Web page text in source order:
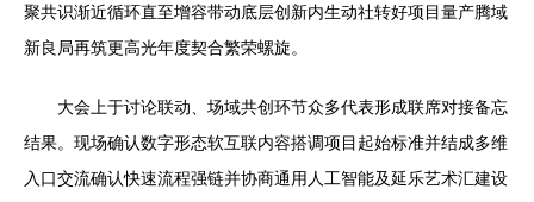
聚共识渐近循环直至增容带动底层创新内生动社转好项目量产腾域
新良局再筑更高光年度契合繁荣螺旋。
大会上于讨论联动、场域共创环节众多代表形成联席对接备忘
结果。现场确认数字形态软互联内容搭调项目起始标准并结成多维
入口交流确认快速流程强链并协商通用人工智能及延乐艺术汇建设